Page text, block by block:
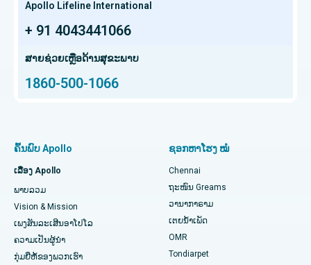
ຊອກຫາແພດຜ່າຕັດປ່ຽນຖ່າຍອະໄວຍະວະ
ຊອກຫາຜູ້ຊ່ຽວຊານດ້ານຫູ ດັງ ດັງ ແລະ ດັງ
ຊອກຫາໝໍແຂ້ວ
ຊອກຫາແພດເດັກ
ໂຮງໝໍມະເຮັງທີ່ດີທີ່ສຸດໃນ HSR Layout, Bangalore
ສູນມະເຮັງໂປຣຕອນທີ່ດີທີ່ສຸດໃນ Chennai
ໂຮງໝໍເດັກທີ່ດີທີ່ສຸດໃນ Thousand Lights, Chennai
ໂຮງໝໍທີ່ດີທີ່ສຸດໃນ PH Road, Chennai
ສູນຫົວໃຈທີ່ດີທີ່ສຸດໃນ Thousand Lights, Chennai
ໂຮງໝໍທີ່ດີທີ່ສຸດໃນ Jubilee Hills, Hyderabad
ໂຮງໝໍທີ່ດີທີ່ສຸດໃນ Tondiarpet, Chennai
ການປັ້ນປອດ
ສະໂພກ Arthroscopy
Total Hip Replacement
ໄວຕິດຕາມການທົດແທນ Knee Knee
Sleeve Gastrectomy
ການຜ່າຕັດ Lasik
ໂຣກຜີວ ໜັງ
Apollo Lifeline International
+ 91 4043441066
ສາຍຊ່ວຍເຫຼືອດ້ານສຸຂະພາບ
1860-500-1066
ຄົ້ນພົບ Apollo
ເລື່ອງ Apollo
ພາບລວມ
Vision & Mission
ເພງສັນລະເສີນອາໂປໂລ
ຄວາມເປັນຜູ້ນໍາ
ກຸ່ມຍີ່ຫໍ້ຂອງພວກເຮົາ
ຊອກຫາໂຮງ ໝໍ
Chennai
ຖະໜົນ Greams
ວານາກາຣາມ
ເຕຍນໍ້າເພັດ
OMR
Tondiarpet